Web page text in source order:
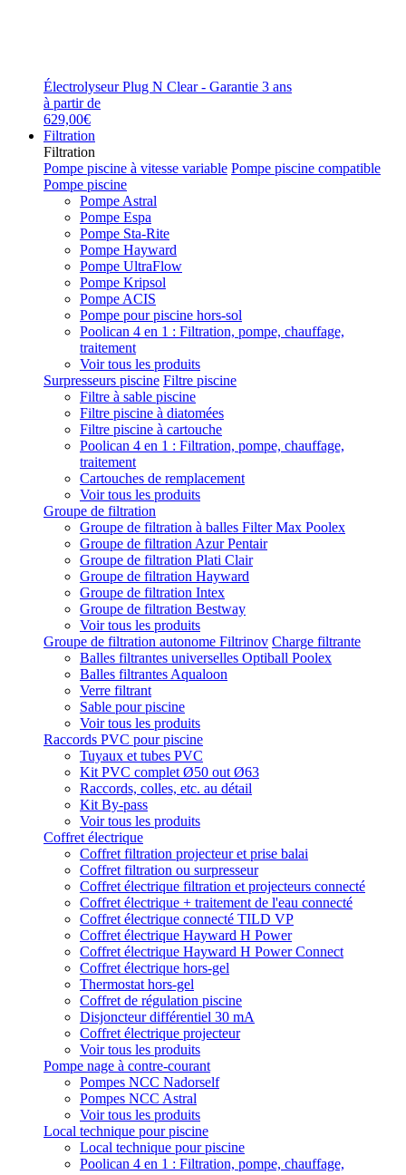
Électrolyseur Plug N Clear - Garantie 3 ans
à partir de
629,00€
Filtration
Filtration
Pompe piscine à vitesse variable Pompe piscine compatible
Pompe piscine
Pompe Astral
Pompe Espa
Pompe Sta-Rite
Pompe Hayward
Pompe UltraFlow
Pompe Kripsol
Pompe ACIS
Pompe pour piscine hors-sol
Poolican 4 en 1 : Filtration, pompe, chauffage,
traitement
Voir tous les produits
Surpresseurs piscine Filtre piscine
Filtre à sable piscine
Filtre piscine à diatomées
Filtre piscine à cartouche
Poolican 4 en 1 : Filtration, pompe, chauffage,
traitement
Cartouches de remplacement
Voir tous les produits
Groupe de filtration
Groupe de filtration à balles Filter Max Poolex
Groupe de filtration Azur Pentair
Groupe de filtration Plati Clair
Groupe de filtration Hayward
Groupe de filtration Intex
Groupe de filtration Bestway
Voir tous les produits
Groupe de filtration autonome Filtrinov Charge filtrante
Balles filtrantes universelles Optiball Poolex
Balles filtrantes Aqualoon
Verre filtrant
Sable pour piscine
Voir tous les produits
Raccords PVC pour piscine
Tuyaux et tubes PVC
Kit PVC complet Ø50 out Ø63
Raccords, colles, etc. au détail
Kit By-pass
Voir tous les produits
Coffret électrique
Coffret filtration projecteur et prise balai
Coffret filtration ou surpresseur
Coffret électrique filtration et projecteurs connecté
Coffret électrique + traitement de l'eau connecté
Coffret électrique connecté TILD VP
Coffret électrique Hayward H Power
Coffret électrique Hayward H Power Connect
Coffret électrique hors-gel
Thermostat hors-gel
Coffret de régulation piscine
Disjoncteur différentiel 30 mA
Coffret électrique projecteur
Voir tous les produits
Pompe nage à contre-courant
Pompes NCC Nadorself
Pompes NCC Astral
Voir tous les produits
Local technique pour piscine
Local technique pour piscine
Poolican 4 en 1 : Filtration, pompe, chauffage,